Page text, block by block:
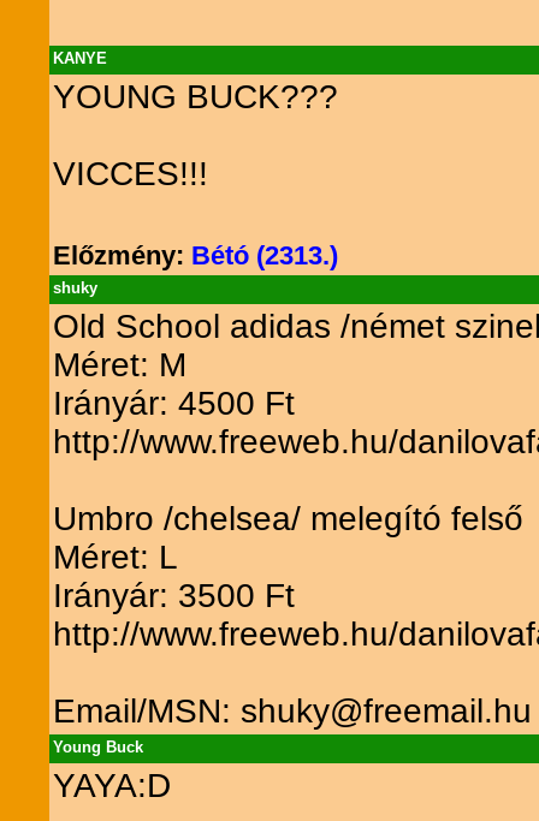
KANYE
YOUNG BUCK???
VICCES!!!
Előzmény: Bétó (2313.)
shuky
Old School adidas /német
Méret: M
Irányár: 4500 Ft
http://www.freeweb.hu/
Umbro /chelsea/ melegító felső
Méret: L
Irányár: 3500 Ft
http://www.freeweb.hu/
Email/MSN: shuky@freemail.hu
Young Buck
YAYA:D